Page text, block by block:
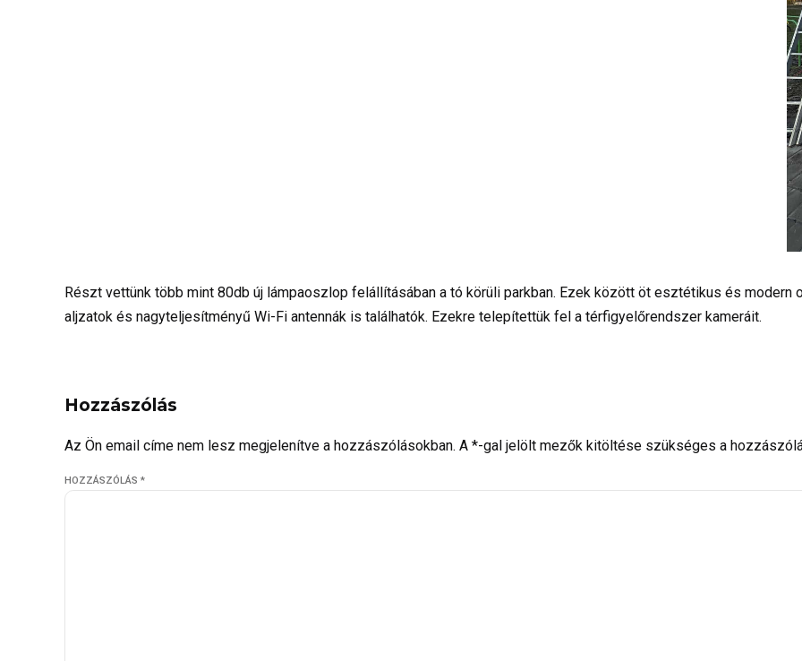
Részt vettünk több mint 80db új lámpaoszlop felállításában a tó körüli parkban. Ezek között öt esztétikus és
aljzatok és nagyteljesítményű Wi-Fi antennák is találhatók. Ezekre telepítettük fel a térfigyelőrendszer kameráit.
Hozzászólás
Az Ön email címe nem lesz megjelenítve a hozzászólásokban. A *-gal jelölt mezők kitöltése szükséges a
HOZZÁSZÓLÁS *